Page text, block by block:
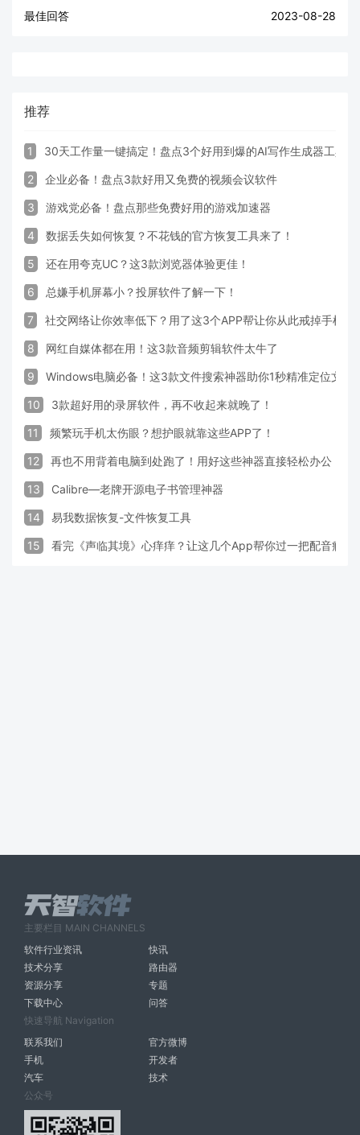
最佳回答 2023-08-28
推荐
1 30天工作量一键搞定！盘点3个好用到爆的AI写作生成器工具
2 企业必备！盘点3款好用又免费的视频会议软件
3 游戏党必备！盘点那些免费好用的游戏加速器
4 数据丢失如何恢复？不花钱的官方恢复工具来了！
5 还在用夸克UC？这3款浏览器体验更佳！
6 总嫌手机屏幕小？投屏软件了解一下！
7 社交网络让你效率低下？用了这3个APP帮让你从此戒掉手机！
8 网红自媒体都在用！这3款音频剪辑软件太牛了
9 Windows电脑必备！这3款文件搜索神器助你1秒精准定位文件
10 3款超好用的录屏软件，再不收起来就晚了！
11 频繁玩手机太伤眼？想护眼就靠这些APP了！
12 再也不用背着电脑到处跑了！用好这些神器直接轻松办公
13 Calibre—老牌开源电子书管理神器
14 易我数据恢复-文件恢复工具
15 看完《声临其境》心痒痒？让这几个App帮你过一把配音瘾
主要栏目 MAIN CHANNELS
软件行业资讯
快讯
技术分享
路由器
资源分享
专题
下载中心
问答
快速导航 Navigation
联系我们
官方微博
手机
开发者
汽车
技术
公众号